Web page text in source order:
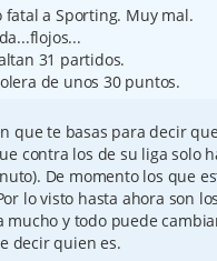
fatal a Sporting. Muy mal.
31 partidos.
de unos 30 puntos.
que te basas para decir
contra los de su liga solo
De momento los que
lo visto hasta ahora son
mucho y todo puede
decir quien es.